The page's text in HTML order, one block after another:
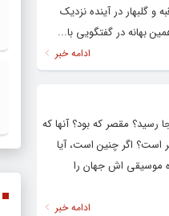
گلبهار در آینده نزدیک
بهانه در گفتگویی با...
ادامه خبر
رسید؟ مقصر که بود؟ آنها که
است؟ اگر چنین است، آیا
موسیقی اش جهان را
ادامه خبر